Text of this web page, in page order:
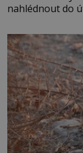
nahlédnout do
se na
Velkých